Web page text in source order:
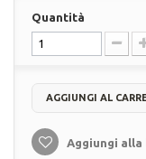
Quantità
AGGIUNGI AL
Aggiungi